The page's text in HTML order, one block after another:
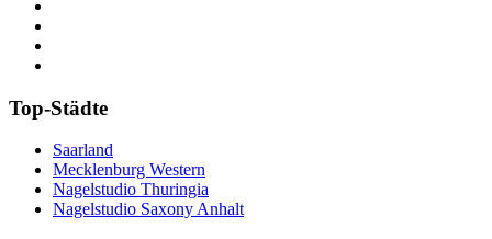
Top-Städte
Saarland
Mecklenburg Western
Nagelstudio Thuringia
Nagelstudio Saxony Anhalt